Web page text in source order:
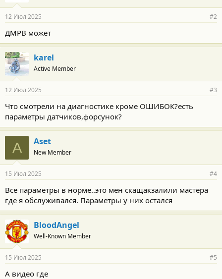
12 Июл 2025 #2
ДМРВ может
karel
Active Member
12 Июл 2025 #3
Что смотрели на диагностике кроме ОШИБОК?есть
параметры датчиков,форсунок?
A Aset
New Member
15 Июл 2025 #4
Все параметры в норме..это мен скащакзалили мастера
где я обслуживался. Параметры у них остался
BloodAngel
Well-Known Member
15 Июл 2025 #5
А видео где